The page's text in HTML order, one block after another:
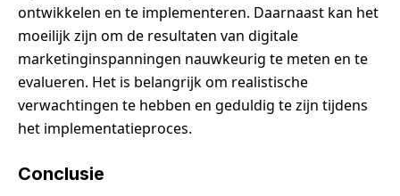
ontwikkelen en te implementeren. Daarnaast kan het
moeilijk zijn om de resultaten van digitale
marketinginspanningen nauwkeurig te meten en te
evalueren. Het is belangrijk om realistische
verwachtingen te hebben en geduldig te zijn tijdens
het implementatieproces.
Conclusie